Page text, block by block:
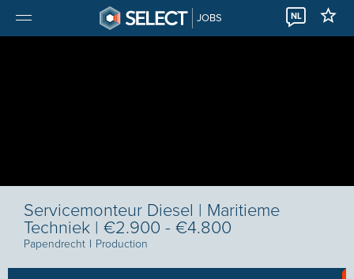
JOBS NL
Servicemonteur Diesel | Maritieme
Techniek | €2.900 - €4.800
Papendrecht I Production